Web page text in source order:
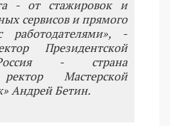
- от стажировок и
сервисов и прямого
работодателями», -
Президентской
- страна
Мастерской
Андрей Бетин.